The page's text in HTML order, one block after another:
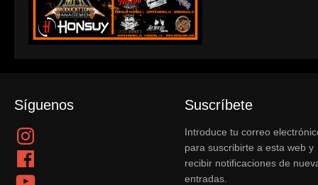
Síguenos
Instagram
Facebook
YouTube
Suscríbete
Introduce tu correo
para suscribirte a esta web y
recibir notificaciones de
entradas.